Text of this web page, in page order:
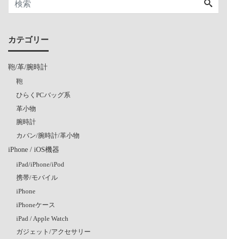
カテゴリー
鞄/革/腕時計
鞄
ひらくPCバッグ系
革小物
腕時計
カバン/腕時計/革小物
iPhone / iOS機器
iPad/iPhone/iPod
携帯/モバイル
iPhone
iPhoneケース
iPad / Apple Watch
ガジェット/アクセサリー